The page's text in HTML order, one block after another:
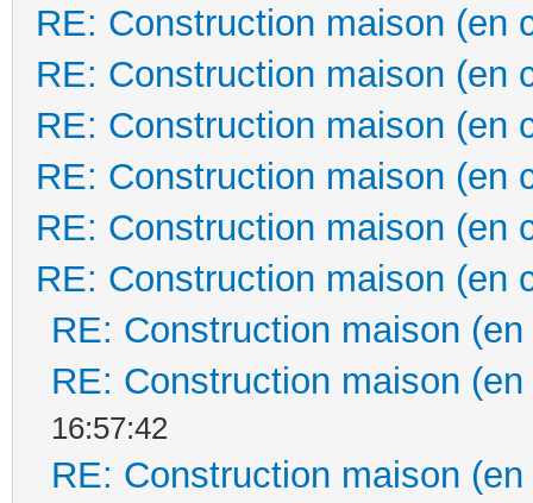
RE: Construction maison (en
RE: Construction maison (en
RE: Construction maison (en
RE: Construction maison (en
RE: Construction maison (en
RE: Construction maison (en
RE: Construction maison
RE: Construction maison
16:57:42
RE: Construction maison